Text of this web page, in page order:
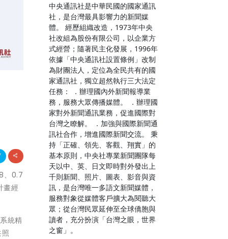
、0.7
畫經
統精
中央通訊社是中華民國的國家通訊
社，是台灣最具影響力的新聞媒
體。 經歷組織改造，1973年中央
社改組為股份有限公司，以企業方
式經營；隨著民主化發展，1996年
依據「中央通訊社設置條例」改制
為財團法人，定位為全民共有的國
家通訊社，獨立超然執行三大法定
任務： ．辦理國內外新聞報導業
務，服務大眾傳播媒體。 ．辦理國
家對外新聞通訊業務，促進國際對
台灣之瞭解。 ．加強與國際新聞通
訊社合作，增進國際新聞交流。 秉
持「正確、領先、客觀、翔實」的
基本原則，中央社專業新聞團隊每
天以中、英、日文即時對外發出上
千則新聞、照片、圖表、影音與資
訊，是台灣唯一多語文新聞媒體，
服務對象從媒體客戶擴大為閱聽大
眾；從台灣民眾延伸至全球僑胞與
讀者，充分扮演「台灣之眼，世界
之窗」。